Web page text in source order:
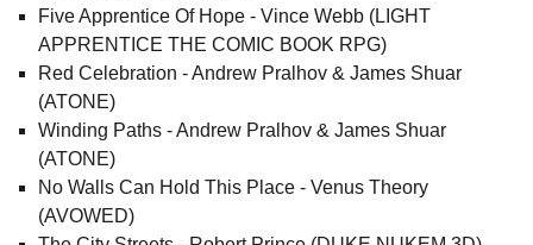
Five Apprentice Of Hope - Vince Webb (LIGHT
APPRENTICE THE COMIC BOOK RPG)
Red Celebration - Andrew Pralhov & James Shuar
(ATONE)
Winding Paths - Andrew Pralhov & James Shuar
(ATONE)
No Walls Can Hold This Place - Venus Theory
(AVOWED)